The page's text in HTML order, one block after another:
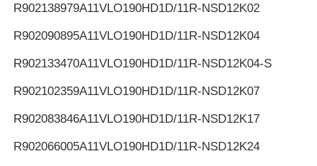
R902138979A11VLO190HD1D/11R-NSD12K02
R902090895A11VLO190HD1D/11R-NSD12K04
R902133470A11VLO190HD1D/11R-NSD12K04-S
R902102359A11VLO190HD1D/11R-NSD12K07
R902083846A11VLO190HD1D/11R-NSD12K17
R902066005A11VLO190HD1D/11R-NSD12K24